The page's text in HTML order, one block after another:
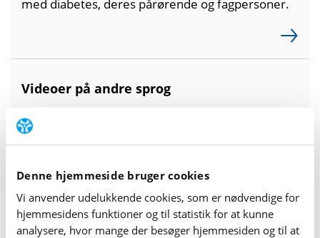
Denne hjemmeside bruger cookies
Vi anvender udelukkende cookies, som er nødvendige for
hjemme­sidens funktioner og til statistik for at kunne
analysere, hvor mange der besøger hjemme­siden og til at
med diabetes, deres pårørende og fagpersoner.
Videoer på andre sprog
Her findes forklarende, korte videoer på andre
sprog end dansk, som er produceret af